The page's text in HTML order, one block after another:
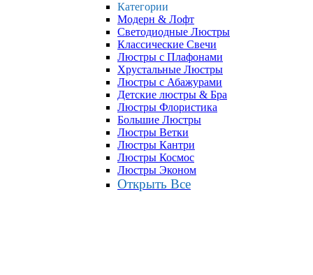
Категории
Модерн & Лофт
Светодиодные Люстры
Классические Свечи
Люстры с Плафонами
Хрустальные Люстры
Люстры с Абажурами
Детские люстры & Бра
Люстры Флористика
Большие Люстры
Люстры Ветки
Люстры Кантри
Люстры Космос
Люстры Эконом
Открыть Все